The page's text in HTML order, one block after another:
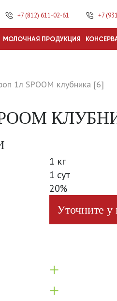
+7 (812) 611-02-61 +7
МОЛОЧНАЯ ПРОДУКЦИЯ
1л SPOOM клубника [6]
1 кг
1 сут
20%
Уточните у
+
+